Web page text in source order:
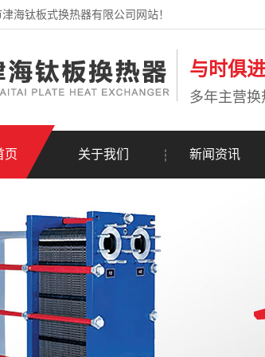
海钛板式换热器有限公司网站！
与时俱
多年主营
页 关于我们 新闻资讯